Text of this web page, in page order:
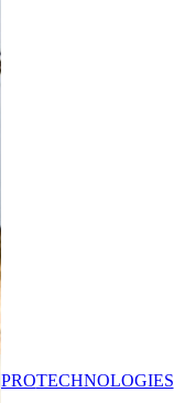
PROTECHNOLOGIES